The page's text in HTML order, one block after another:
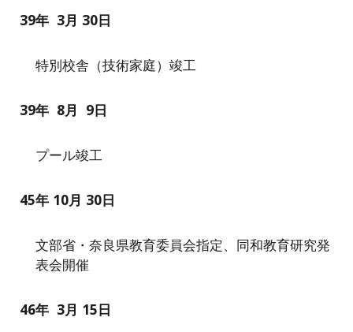
39年 3月 30日
特別校舎（技術家庭）竣工
39年 8月 9日
プール竣工
45年 10月 30日
文部省・奈良県教育委員会指定、同和教育研究発
表会開催
46年 3月 15日